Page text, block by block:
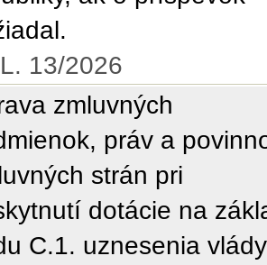
13/2026
zmluvných
práv a
strán pri
dotácie na
C.1. uznesenia vlády